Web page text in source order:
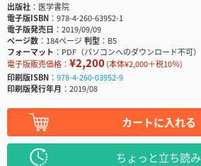
出版社
医学書院
電子版ISBN
978-4-260-63952-1
電子版発売日
2019/09/09
ページ数
184ページ判型
B5
フォーマット
PDF（パソコンへのダウンロード不可）
電子版販売価格： ¥2,200(本体¥2,000＋税10％)
印刷版ISBN
978-4-260-03952-9
印刷版発行年月
2019/08
カートに入れる
ちょっと立ち読み